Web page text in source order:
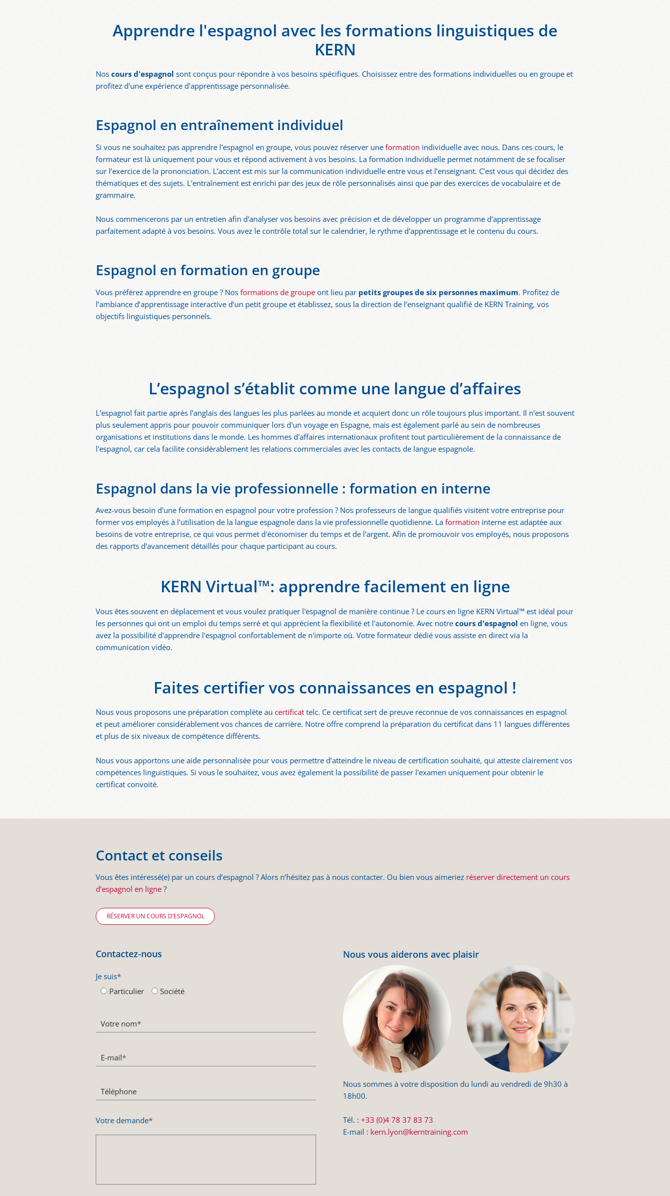
Apprendre l'espagnol avec les formations linguistiques de
KERN
Noscours d'espagnol sont conçus pour répondre à vos besoins spécifiques. Choisissez entre des formations individuelles ou en groupe et
profitez d'une expérience d'apprentissage personnalisée.
Espagnol en entraînement individuel
Si vous ne souhaitez pas apprendre l'espagnol en groupe, vous pouvez réserver uneformation individuelle avec nous. Dans ces cours, le
formateur est là uniquement pour vous et répond activement à vos besoins. La formation individuelle permet notamment de se focaliser
sur l’exercice de la prononciation. L’accent est mis sur la communication individuelle entre vous et l’enseignant. C’est vous qui décidez des
thématiques et des sujets. L'entraînement est enrichi par des jeux de rôle personnalisés ainsi que par des exercices de vocabulaire et de
grammaire.
Nous commencerons par un entretien afin d'analyser vos besoins avec précision et de développer un programme d'apprentissage
parfaitement adapté à vos besoins. Vous avez le contrôle total sur le calendrier, le rythme d'apprentissage et le contenu du cours.
Espagnol en formation en groupe
Vous préférez apprendre en groupe ? Nosformations de groupeont lieu par petits groupes de six personnes maximum. Profitez de
l’ambiance d’apprentissage interactive d’un petit groupe et établissez, sous la direction de l’enseignant qualifié de KERN Training, vos
objectifs linguistiques personnels.
L’espagnol s’établit comme une langue d’affaires
L’espagnol fait partie après l’anglais des langues les plus parlées au monde et acquiert donc un rôle toujours plus important. Il n’est souvent
plus seulement appris pour pouvoir communiquer lors d'un voyage en Espagne, mais est également parlé au sein de nombreuses
organisations et institutions dans le monde. Les hommes d'affaires internationaux profitent tout particulièrement de la connaissance de
l'espagnol, car cela facilite considérablement les relations commerciales avec les contacts de langue espagnole.
Espagnol dans la vie professionnelle : formation en interne
Avez-vous besoin d'une formation en espagnol pour votre profession ? Nos professeurs de langue qualifiés visitent votre entreprise pour
former vos employés à l'utilisation de la langue espagnole dans la vie professionnelle quotidienne. Laformation interne est adaptée aux
besoins de votre entreprise, ce qui vous permet d'économiser du temps et de l'argent. Afin de promouvoir vos employés, nous proposons
des rapports d'avancement détaillés pour chaque participant au cours.
KERN Virtual™: apprendre facilement en ligne
Vous êtes souvent en déplacement et vous voulez pratiquer l'espagnol de manière continue ? Le cours en ligne KERN Virtual™ est idéal pour
les personnes qui ont un emploi du temps serré et qui apprécient la flexibilité et l'autonomie. Avec notrecours d'espagnol en ligne, vous
avez la possibilité d'apprendre l'espagnol confortablement de n'importe où. Votre formateur dédié vous assiste en direct via la
communication vidéo.
Faites certifier vos connaissances en espagnol !
Nous vous proposons une préparation complète au certificattelc. Ce certificat sert de preuve reconnue de vos connaissances en espagnol
et peut améliorer considérablement vos chances de carrière. Notre offre comprend la préparation du certificat dans 11 langues différentes
et plus de six niveaux de compétence différents.
Nous vous apportons une aide personnalisée pour vous permettre d’atteindre le niveau de certification souhaité, qui atteste clairement vos
compétences linguistiques. Si vous le souhaitez, vous avez également la possibilité de passer l'examen uniquement pour obtenir le
certificat convoité.
Contact et conseils
Vous êtes intéressé(e) par un cours d’espagnol ? Alors n’hésitez pas à nous contacter. Ou bien vous aimeriez réserver directement un cours
d’espagnol en ligne?
RÉSERVER UN COURS D’ESPAGNOL
Contactez-nous
Je suis*
Particulier
Société
Votre nom*
E-mail*
Téléphone
Votre demande*
Nous vous aiderons avec plaisir
Nous sommes à votre disposition du lundi au vendredi de 9h30 à
18h00.
Tél. : +33 (0)4 78 37 83 73
E-mail : kern.lyon@kerntraining.com